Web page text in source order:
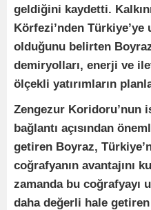
geldiğini kaydetti.
Körfezi’nden
olduğunu belirten
demiryolları, enerji ve
ölçekli yatırımların
Zengezur Koridoru’nun
bağlantı açısından
getiren Boyraz,
coğrafyanın avantajını
zamanda bu coğrafyayı
daha değerli hale